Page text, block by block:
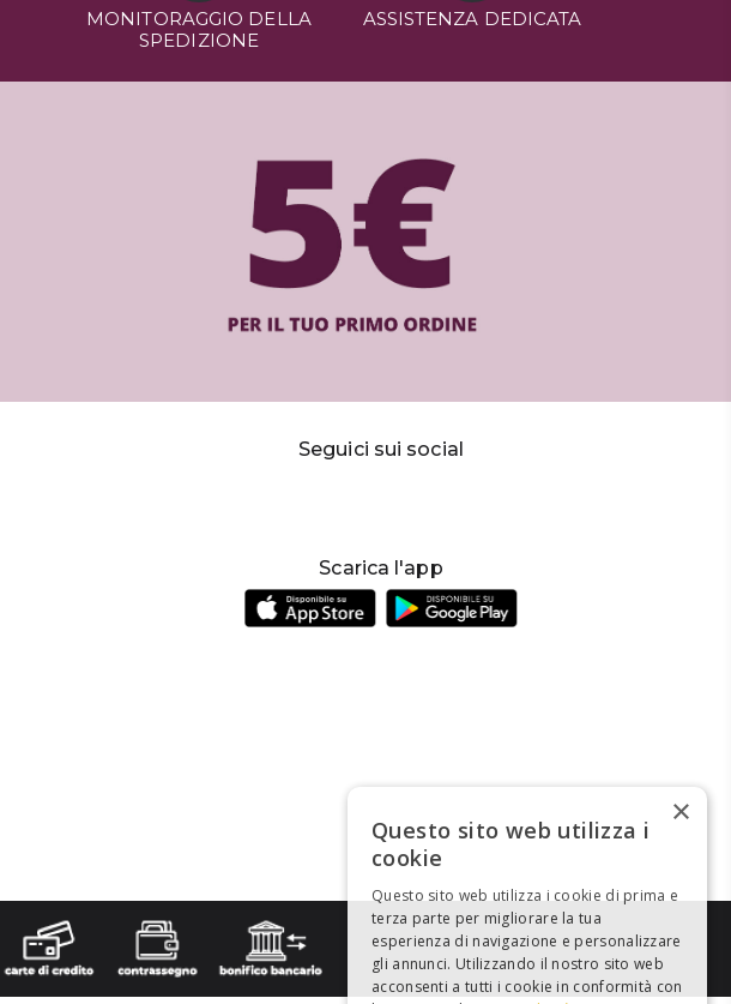
MONITORAGGIO DELLA
SPEDIZIONE
ASSISTENZA DEDICATA
Seguici sui social
Scarica l'app
×
Questo sito web utilizza i
cookie
Questo sito web utilizza i cookie di prima e
terza parte per migliorare la tua
esperienza di navigazione e personalizzare
gli annunci. Utilizzando il nostro sito web
acconsenti a tutti i cookie in conformità con